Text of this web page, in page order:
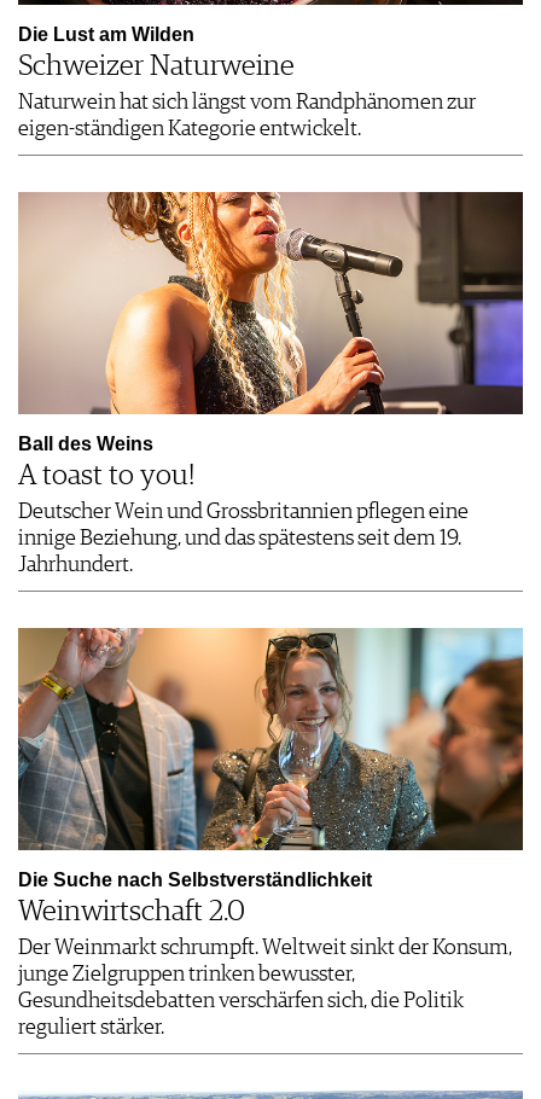
Die Lust am Wilden
Schweizer Naturweine
Naturwein hat sich längst vom Randphänomen zur
eigen-ständigen Kategorie entwickelt.
Ball des Weins
A toast to you!
Deutscher Wein und Grossbritannien pflegen eine
innige Beziehung, und das spätestens seit dem 19.
Jahrhundert.
Die Suche nach Selbstverständlichkeit
Weinwirtschaft 2.0
Der Weinmarkt schrumpft. Weltweit sinkt der Konsum,
junge Zielgruppen trinken bewusster,
Gesundheitsdebatten verschärfen sich, die Politik
reguliert stärker.